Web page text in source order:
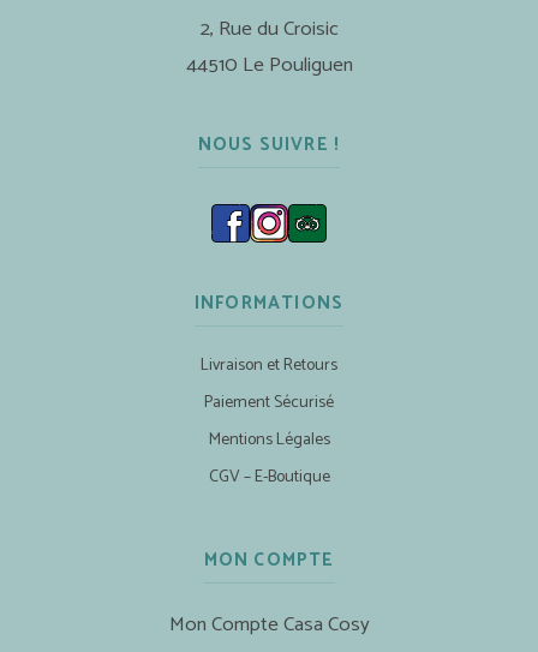
2, Rue du Croisic
44510 Le Pouliguen
NOUS SUIVRE !
INFORMATIONS
Livraison et Retours
Paiement Sécurisé
Mentions Légales
CGV – E-Boutique
MON COMPTE
Mon Compte Casa Cosy